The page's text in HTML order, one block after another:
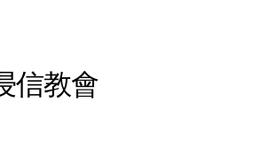
信教會